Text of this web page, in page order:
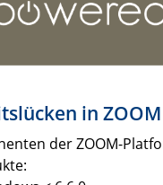
in ZOOM
der ZOOM-